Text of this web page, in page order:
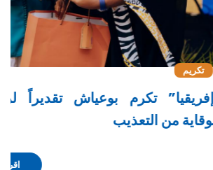
بوعياش تقديراً لريادتها في